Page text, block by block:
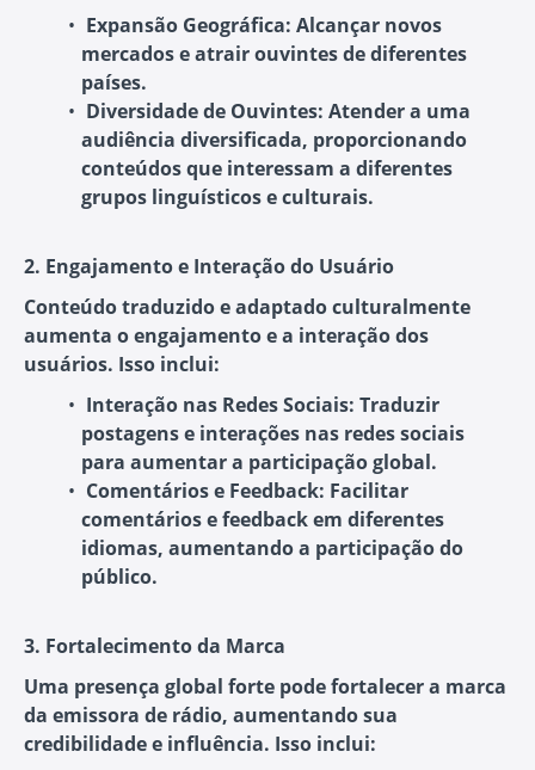
Expansão Geográfica: Alcançar novos
mercados e atrair ouvintes de diferentes
países.
Diversidade de Ouvintes: Atender a uma
audiência diversificada, proporcionando
conteúdos que interessam a diferentes
grupos linguísticos e culturais.
2. Engajamento e Interação do Usuário
Conteúdo traduzido e adaptado culturalmente
aumenta o engajamento e a interação dos
usuários. Isso inclui:
Interação nas Redes Sociais: Traduzir
postagens e interações nas redes sociais
para aumentar a participação global.
Comentários e Feedback: Facilitar
comentários e feedback em diferentes
idiomas, aumentando a participação do
público.
3. Fortalecimento da Marca
Uma presença global forte pode fortalecer a marca
da emissora de rádio, aumentando sua
credibilidade e influência. Isso inclui: